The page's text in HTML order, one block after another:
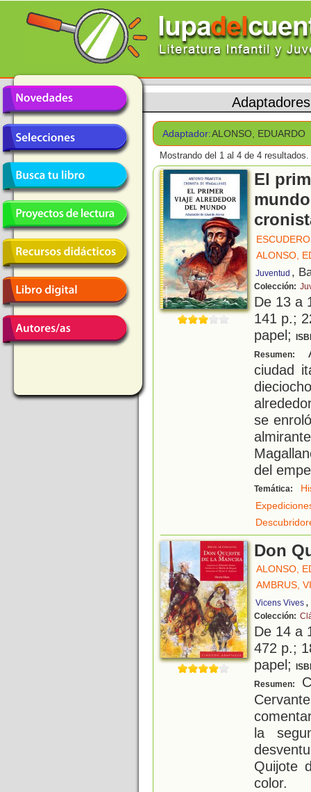
Adaptadores
Adaptador:ALONSO, EDUARDO
Mostrando del 1 al 4 de 4 resultados.
El
ALONSO,
Juventud ,
Colección:
De 13 a
141 p.;
papel;
Resumen:
ciudad
se
del
Temática:
Don
ALONSO,
AMBRUS,
Vicens Vives
Colección:
De 14 a
472 p.;
papel;
Resumen:
la
Quijote
color.